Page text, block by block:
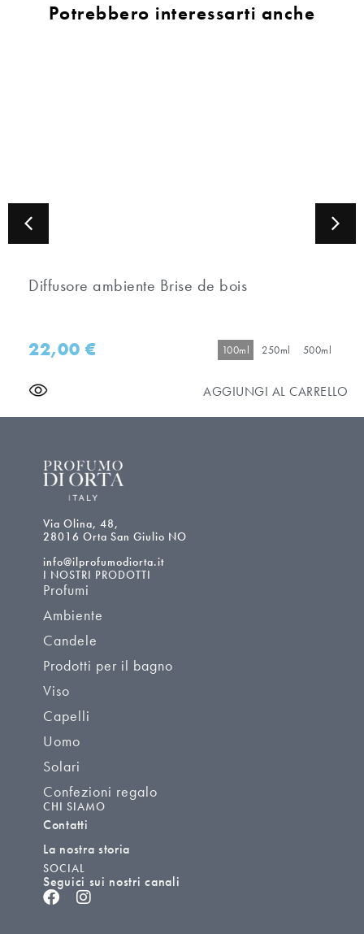
Potrebbero interessarti anche
Diffusore ambiente Brise de bois
22,00€ 100ml 250ml 500ml
AGGIUNGI AL CARRELLO
Via Olina, 48,
28016 Orta San Giulio NO
info@ilprofumodiorta.it
I NOSTRI PRODOTTI
Profumi
Ambiente
Candele
Prodotti per il bagno
Viso
Capelli
Uomo
Solari
Confezioni regalo
CHI SIAMO
Contatti
La nostra storia
SOCIAL
Seguici sui nostri canali